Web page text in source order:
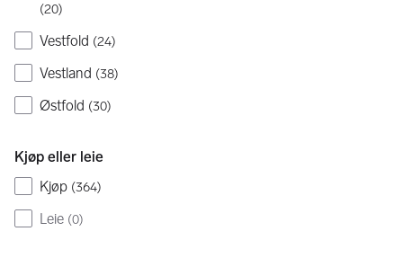
(20)
Vestfold (24)
Vestland (38)
Østfold (30)
Kjøp eller leie
Kjøp (364)
Leie (0)